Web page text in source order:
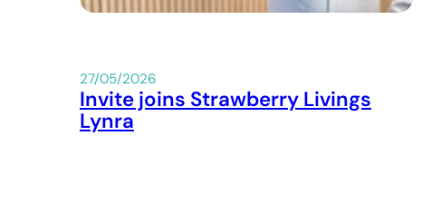
27/05/2026
Invite joins Strawberry Livings
Lynra